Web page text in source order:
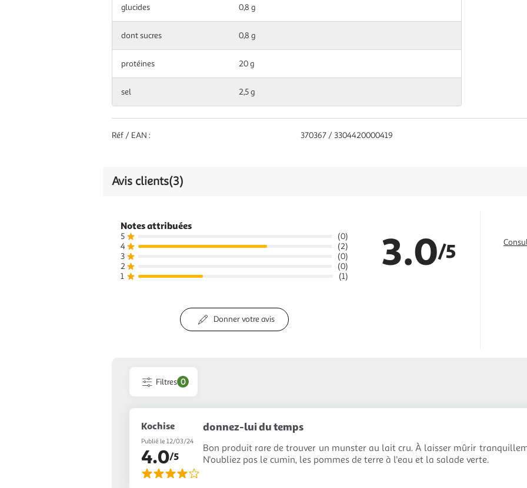
glucides 0,8 g
dont sucres 0,8 g
protéines 20 g
sel 2,5 g
Réf / EAN : 370367 / 3304420000419
Avis clients(3)
Notes attribuées
5
(0)
4
(2)
3
(0)
2
(0)
1
(1)
3.0/5
Donner votre avis
Filtres 0
Kochise
Publié le 12/03/24
4.0/5
donnez-lui du temps
Bon produit rare de trouver un munster au lait cru. À laisser mûrir
N'oubliez pas le cumin, les pommes de terre à l'eau et la salade verte.